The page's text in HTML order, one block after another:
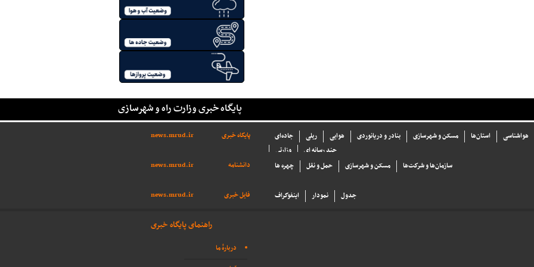
پایگاه خبری وزارت راه و شهرسازی
پایگاه خبری news.mrud.ir جاده‌ای ریلی هوایی بنادر و دریانوردی مسکن و شهرسازی استان‌ها
هواشناسی
وزارتی
چند رسانه ای
دانشنامه
news.mrud.ir چهره ها حمل و نقل مسکن و شهرسازی سازما‌ن‌ها و شركت‌ها
فایل خبری news.mrud.ir اینفوگراف نمودار جدول
راهنمای پایگاه خبری
دربارهٔ ما